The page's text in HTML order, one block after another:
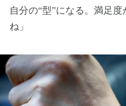
自分の“型”になる。満足
ね」